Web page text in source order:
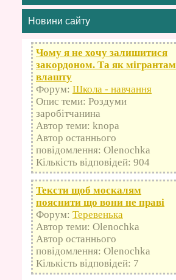
Новини сайту
Чому я не хочу залишитися
закордоном. Та як мігрантам
влашту
Форум: Школа - навчання
Опис теми: Роздуми
заробітчанина
Автор теми: knopa
Автор останнього
повідомлення: Olenochka
Кількість відповідей: 904
Тексти щоб москалям
пояснити що вони не праві
Форум: Теревенька
Автор теми: Olenochka
Автор останнього
повідомлення: Olenochka
Кількість відповідей: 7